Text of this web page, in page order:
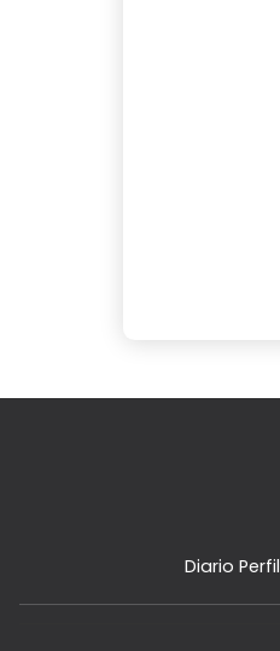
Diario Perfil